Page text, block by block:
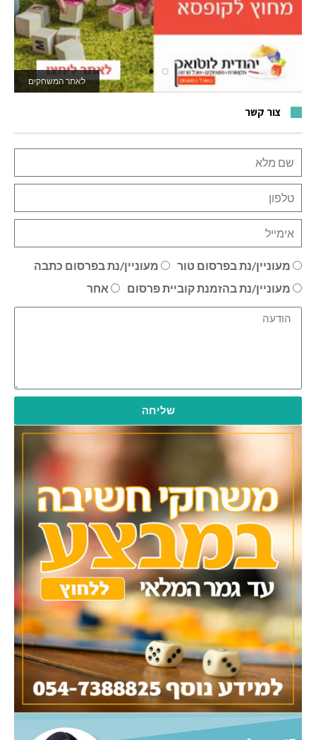
לאתר המשחקים
צור קשר
מעוניין/נת בפרסום טור
מעוניין/נת בפרסום כתבה
מעוניין/נת בהזמנת קוביית פרסום
אחר
שליחה